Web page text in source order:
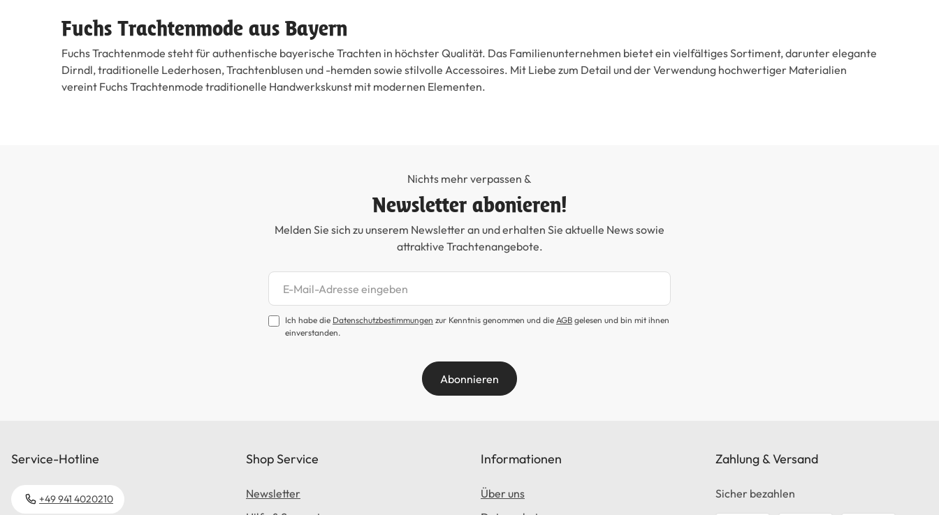
Fuchs Trachtenmode aus Bayern
Fuchs Trachtenmode steht für authentische bayerische Trachten in höchster Qualität. Das Familienunternehmen bietet ein vielfältiges Sortiment, darunter elegante
Dirndl, traditionelle Lederhosen, Trachtenblusen und -hemden sowie stilvolle Accessoires. Mit Liebe zum Detail und der Verwendung hochwertiger Materialien
vereint Fuchs Trachtenmode traditionelle Handwerkskunst mit modernen Elementen.
Nichts mehr verpassen &
Newsletter abonieren!
Melden Sie sich zu unserem Newsletter an und erhalten Sie aktuelle News sowie
attraktive Trachtenangebote.
Newsletter abonnieren
Ich habe die Datenschutzbestimmungen zur Kenntnis genommen und die AGB gelesen und bin mit ihnen
einverstanden.
Abonnieren
Service-Hotline
+49 941 4020210
Shop Service
Newsletter
Informationen
Über uns
Zahlung & Versand
Sicher bezahlen